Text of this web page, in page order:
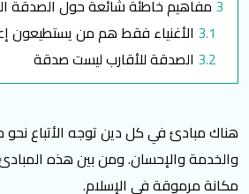
هناك مبادئ في كل دين توجه الأتباع نحو
والخدمة والإحسان. ومن بين هذه
مكانة مرموقة في الإسلام.
مفاهيم خاطئة شائعة حول الصدقة
الأغنياء فقط هم من يستطيعون
الصدقة للأقارب ليست صدقة
الأعمال الصغيرة ليست ذات قيمة
ابدأ بالأقارب والجيران
تنوع في أنواع الصدقات